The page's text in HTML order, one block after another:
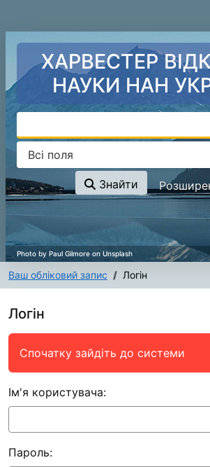
ХАРВЕСТЕР
НАУКИ НАН
Знайти
Ваш обліковий запис Логін
Логін
Спочатку зайдіть до системи
Ім'я користувача:
Пароль: